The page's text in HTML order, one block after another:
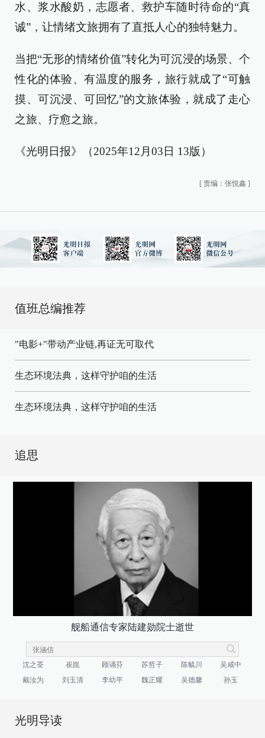
水、浆水酸奶，志愿者、救护车随时待命的“真
诚”，让情绪文旅拥有了直抵人心的独特魅力。
当把“无形的情绪价值”转化为可沉浸的场景、个
性化的体验、有温度的服务，旅行就成了“可触
摸、可沉浸、可回忆”的文旅体验，就成了走心
之旅、疗愈之旅。
《光明日报》（2025年12月03日 13版）
[ 责编：张悦鑫 ]
值班总编推荐
"电影+"带动产业链,再证无可取代
生态环境法典，这样守护咱的生活
生态环境法典，这样守护咱的生活
追思
舰船通信专家陆建勋院士逝世
沈之荃 崔崑 顾诵芬 苏哲子 陈毓川
吴咸中
戴汝为
刘玉清 李幼平 魏正耀 吴德馨 孙玉
光明导读